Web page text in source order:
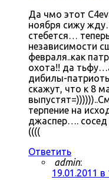
Да чмо этот
ноября сижу
стебется…
независимости
февраля..как
охота!! да
дибилы-
скажут, что к 8
терпение на
джаспер….
((((
Ответить
admin:
19.01.2011 в